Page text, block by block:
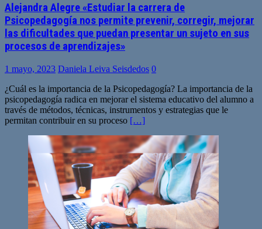
Alejandra Alegre «Estudiar la carrera de
Psicopedagogía nos permite prevenir, corregir, mejorar
las dificultades que puedan presentar un sujeto en sus
procesos de aprendizajes»
1 mayo, 2023 Daniela Leiva Seisdedos 0
¿Cuál es la importancia de la Psicopedagogía? La importancia de la
psicopedagogía radica en mejorar el sistema educativo del alumno a
través de métodos, técnicas, instrumentos y estrategias que le
permitan contribuir en su proceso […]